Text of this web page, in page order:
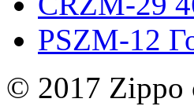
PSZM-12
© 2017 Zippo